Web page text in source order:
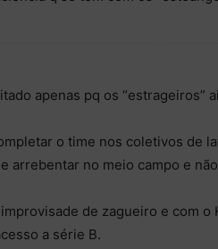
apenas pq os “estrageiros”
o time nos coletivos de
arrebentar no meio campo e
de zagueiro e com o
a série B.